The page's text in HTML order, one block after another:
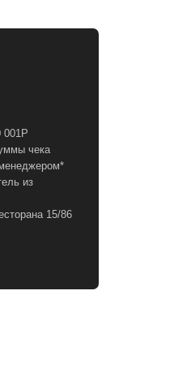
001Р
чека
из
15/86